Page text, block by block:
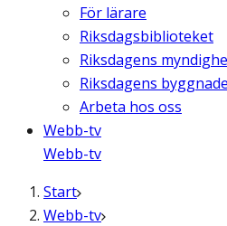
För lärare
Riksdagsbiblioteket
Riksdagens
Riksdagens
Arbeta hos oss
Webb-tv
Webb-tv
Start
Webb-tv